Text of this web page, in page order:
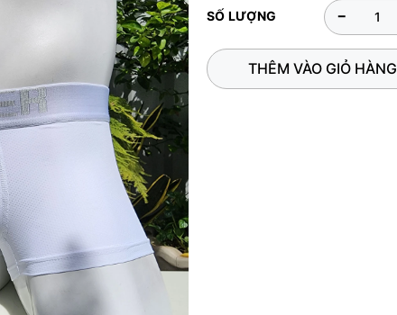
SỐ LƯỢNG -
THÊM VÀO GIỎ HÀNG